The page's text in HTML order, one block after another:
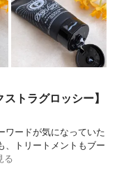
トラグロッシー】
ワードが気になっていた
、トリートメントもブー
る